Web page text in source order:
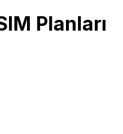
Planları